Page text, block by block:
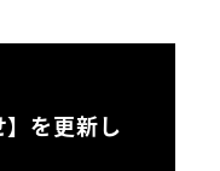
】を更新し